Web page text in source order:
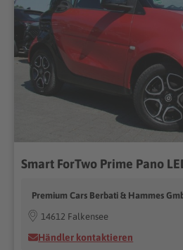
Premium Cars Berbati & Hammes
14612 Falkensee
Händler kontaktieren